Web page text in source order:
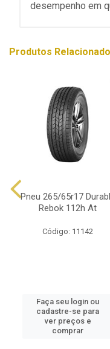
desempenho em
Produtos
Pneu 265/65r17
Rebok 112h At
Código: 11142
Faça seu login ou
cadastre-se para
ver preços e
comprar